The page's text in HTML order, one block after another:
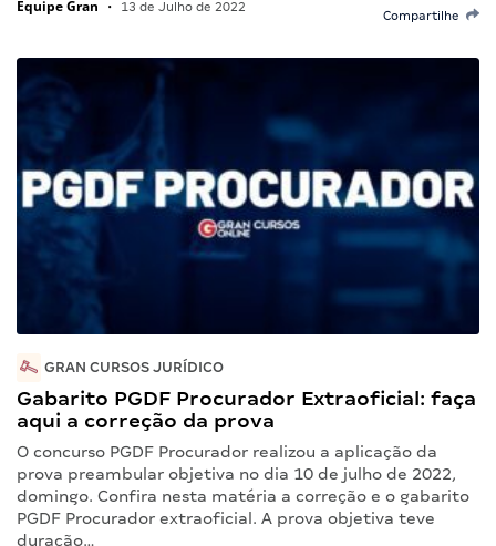
Equipe Gran • 13 de Julho de 2022
Compartilhe
GRAN CURSOS JURÍDICO
Gabarito PGDF Procurador Extraoficial: faça
aqui a correção da prova
O concurso PGDF Procurador realizou a aplicação da
prova preambular objetiva no dia 10 de julho de 2022,
domingo. Confira nesta matéria a correção e o gabarito
PGDF Procurador extraoficial. A prova objetiva teve
duração…